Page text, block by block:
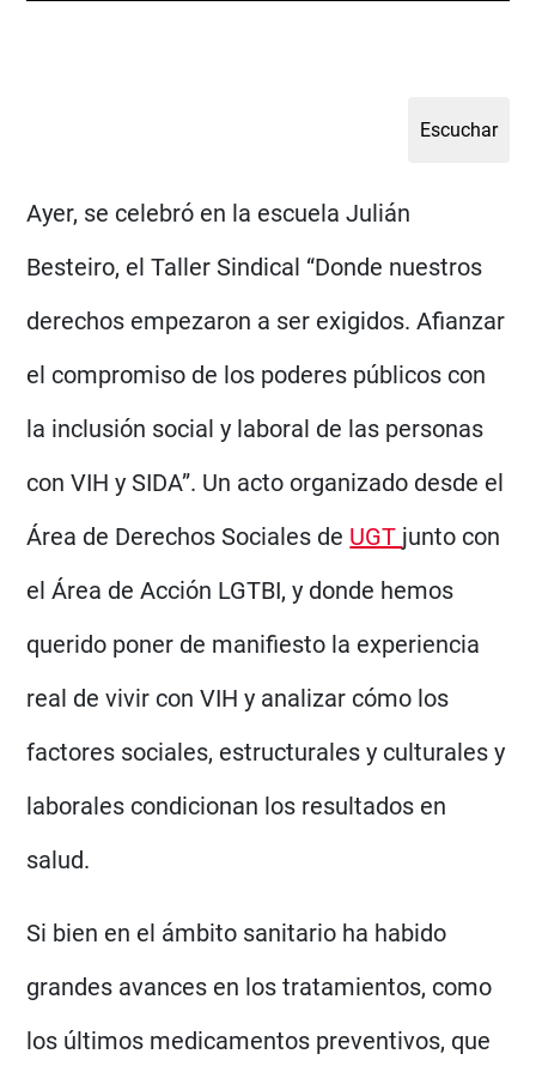
Ayer, se celebró en la escuela Julián
Besteiro, el Taller Sindical “Donde nuestros
derechos empezaron a ser exigidos. Afianzar
el compromiso de los poderes públicos con
la inclusión social y laboral de las personas
con VIH y SIDA”. Un acto organizado desde el
Área de Derechos Sociales de UGT junto con
el Área de Acción LGTBI, y donde hemos
querido poner de manifiesto la experiencia
real de vivir con VIH y analizar cómo los
factores sociales, estructurales y culturales y
laborales condicionan los resultados en
salud.
Si bien en el ámbito sanitario ha habido
grandes avances en los tratamientos, como
los últimos medicamentos preventivos, que